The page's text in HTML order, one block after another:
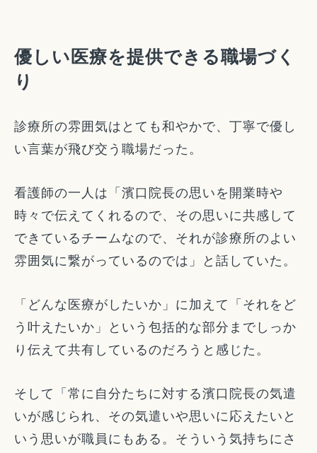
優しい医療を提供できる職場づく
り
診療所の雰囲気はとても和やかで、丁寧で優し
い言葉が飛び交う職場だった。
看護師の一人は「濱口院長の思いを開業時や
時々で伝えてくれるので、その思いに共感して
できているチームなので、それが診療所のよい
雰囲気に繋がっているのでは」と話していた。
「どんな医療がしたいか」に加えて「それをど
う叶えたいか」という包括的な部分までしっか
り伝えて共有しているのだろうと感じた。
そして「常に自分たちに対する濱口院長の気遣
いが感じられ、その気遣いや思いに応えたいと
いう思いが職員にもある。そういう気持ちにさ